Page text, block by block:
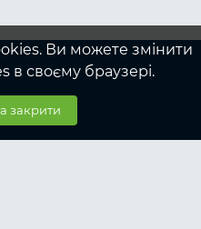
Ви можете змінити
в своєму браузері.
закрити